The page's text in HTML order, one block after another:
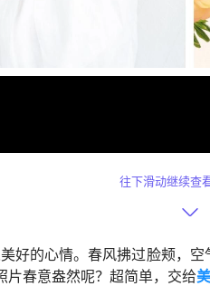
往下滑动继续查
好的心情。春风拂过脸颊，
片春意盎然呢？超简单，交给